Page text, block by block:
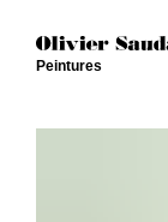
Peintures